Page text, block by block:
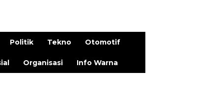
Politik Tekno Otomotif
Organisasi Info Warna